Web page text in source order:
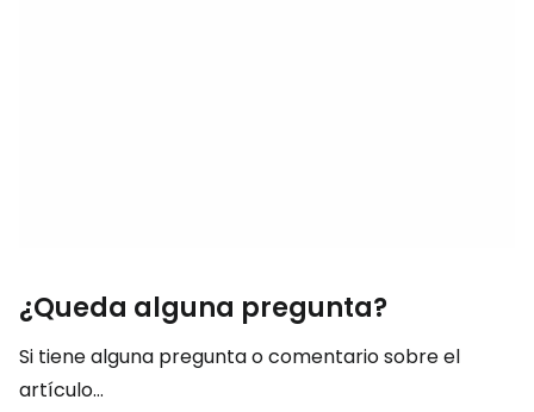
¿Queda alguna pregunta?
Si tiene alguna pregunta o comentario sobre el
artículo...